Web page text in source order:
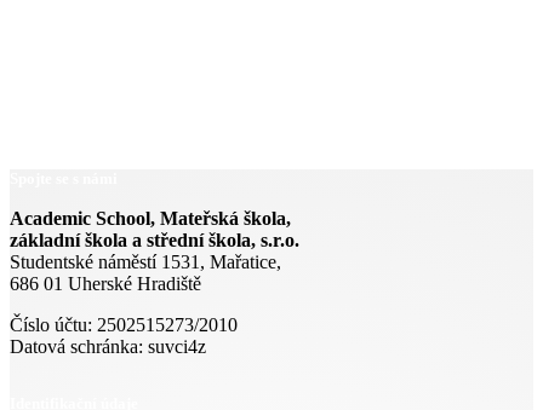
Academic School, Mateřská škola,
základní škola a střední škola, s.r.o.
Studentské náměstí 1531, Mařatice,
686 01 Uherské Hradiště
Číslo účtu: 2502515273/2010
Datová schránka: suvci4z